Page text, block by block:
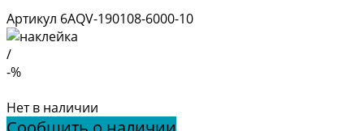
Артикул 6AQV-190108-6000-10
/
-%
Нет в наличии